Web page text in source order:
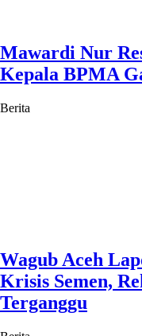
Mawardi Nur
Kepala BPMA
Berita
Wagub Aceh
Krisis Semen,
Terganggu